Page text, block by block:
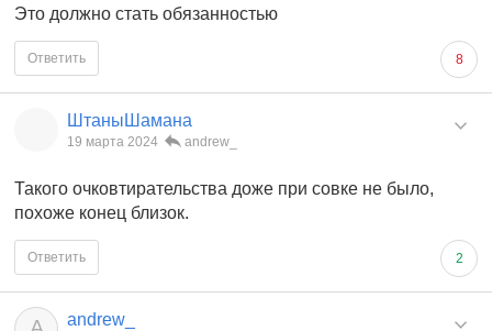
Это должно стать обязанностью
8
Ответить
ШтаныШамана
19 марта 2024 andrew_
Такого очковтирательства доже при совке не было,
похоже конец близок.
2
Ответить
andrew_